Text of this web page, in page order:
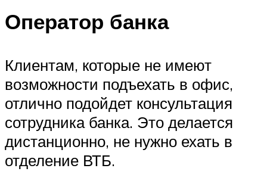
Оператор банка
Клиентам, которые не имеют
возможности подъехать в офис,
отлично подойдет консультация
сотрудника банка. Это делается
дистанционно, не нужно ехать в
отделение ВТБ.